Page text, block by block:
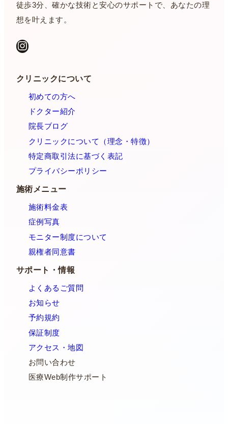
徒歩3分、確かな技術と安心のサポートで、あなたの理
想を叶えます。
Instagram
クリニックについて
初めての方へ
ドクター紹介
院長ブログ
クリニックについて（理念・特徴）
特定商取引法に基づく表記
プライバシーポリシー
施術メニュー
施術料金表
症例写真
モニター制度について
親権者同意書
サポート・情報
よくあるご質問
お知らせ
予約規約
保証制度
アクセス・地図
お問い合わせ
医療Web制作サポート